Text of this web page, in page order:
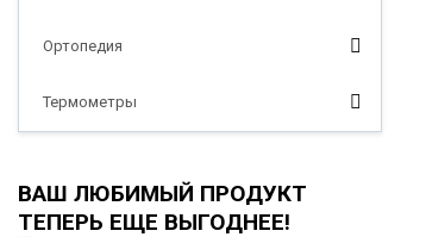
Ортопедия
Термометры
ВАШ ЛЮБИМЫЙ ПРОДУКТ
ТЕПЕРЬ ЕЩЕ ВЫГОДНЕЕ!